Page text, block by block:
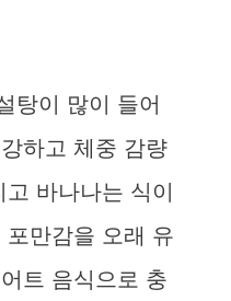
탕이 많이 들어
하고 체중 감량
바나나는 식이
만감을 오래 유
트 음식으로 충